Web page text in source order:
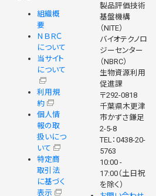
組織概
要
ＮＢＲＣ
について
当サイト
について
利用規
約
個人情
報の取
扱いにつ
いて
特定商
取引法
に基づく
表示
製品評価技術
基盤機構
（NITE）
バイオテクノロ
ジーセンター
（NBRC）
生物資源利用
促進課
〒292-0818
千葉県木更津
市かずさ鎌足
2-5-8
TEL：0438-20-
5763
10:00 -
17:00（土日祝
を除く）